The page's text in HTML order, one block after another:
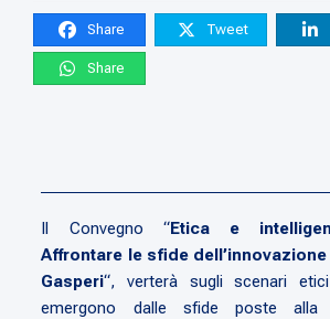
Share Tweet
Share
Il Convegno “Etica e
Affrontare le sfide
Gasperi“, verterà sugli scenari
emergono dalle sfide poste alla